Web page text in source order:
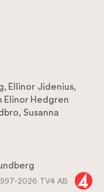
, Ellinor Jidenius,
Elinor Hedgren
, Susanna
2026 TV4 AB